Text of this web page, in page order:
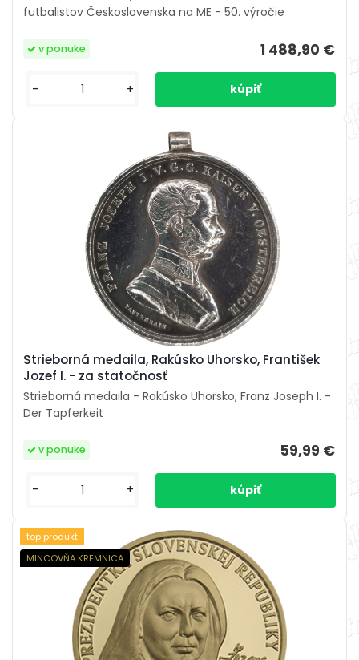
futbalistov Československa na ME - 50. výročie
1 488,90 €
v ponuke
- +
Strieborná medaila, Rakúsko Uhorsko, František
Jozef I. - za statočnosť
Strieborná medaila - Rakúsko Uhorsko, Franz Joseph I. -
Der Tapferkeit
59,99 €
v ponuke
- +
top produkt
MINCOVŇA KREMNICA